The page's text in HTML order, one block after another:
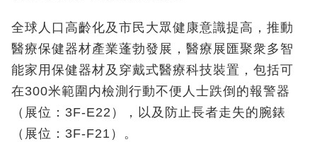
全球人口高齡化及市民大眾健康意識提高，推動
醫療保健器材產業蓬勃發展，醫療展匯聚衆多智
能家用保健器材及穿戴式醫療科技裝置，包括可
在300米範圍内檢測行動不便人士跌倒的報警器
（展位：3F-E22），以及防止長者走失的腕錶
（展位：3F-F21）。